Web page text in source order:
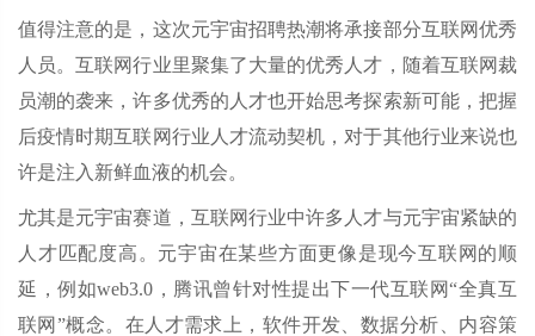
值得注意的是，这次元宇宙招聘热潮将承接部分互联网优秀
人员。互联网行业里聚集了大量的优秀人才，随着互联网裁
员潮的袭来，许多优秀的人才也开始思考探索新可能，把握
后疫情时期互联网行业人才流动契机，对于其他行业来说也
许是注入新鲜血液的机会。
尤其是元宇宙赛道，互联网行业中许多人才与元宇宙紧缺的
人才匹配度高。元宇宙在某些方面更像是现今互联网的顺
延，例如web3.0，腾讯曾针对性提出下一代互联网“全真互
联网”概念。在人才需求上，软件开发、数据分析、内容策